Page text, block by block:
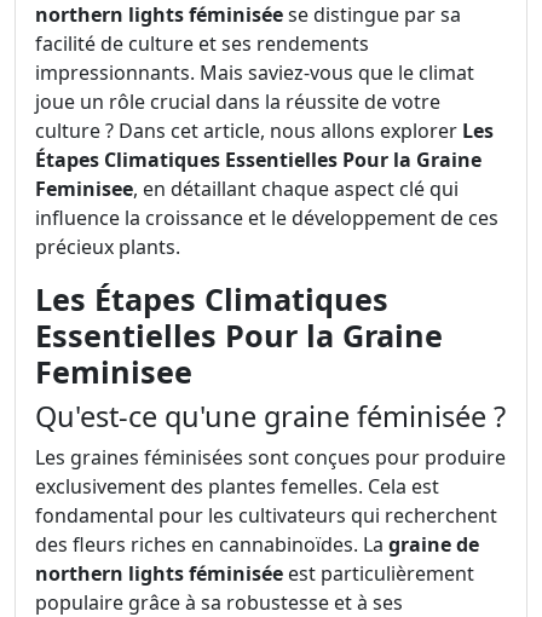
northern lights féminiséese distingue par sa
facilité de culture et ses rendements
impressionnants. Mais saviez-vous que le climat
joue un rôle crucial dans la réussite de votre
culture ? Dans cet article, nous allons explorer Les
Étapes Climatiques Essentielles Pour la Graine
Feminisee, en détaillant chaque aspect clé qui
influence la croissance et le développement de ces
précieux plants.
Les Étapes Climatiques
Essentielles Pour la Graine
Feminisee
Qu'est-ce qu'une graine féminisée ?
Les graines féminisées sont conçues pour produire
exclusivement des plantes femelles. Cela est
fondamental pour les cultivateurs qui recherchent
des fleurs riches en cannabinoïdes. La graine de
northern lights féminisée est particulièrement
populaire grâce à sa robustesse et à ses